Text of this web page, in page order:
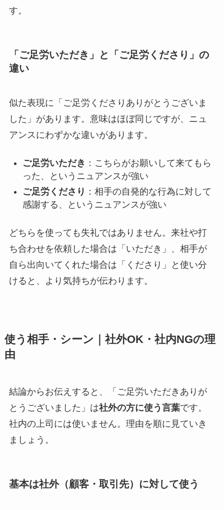
す。
「ご足労いただき」と「ご足労くださり」の
違い
似た表現に「ご足労くださりありがとうございま
した」があります。意味はほぼ同じですが、ニュ
アンスにわずかな違いがあります。
ご足労いただき ：こちらがお願いして来てもら
った、というニュアンスが強い
ご足労くださり ：相手の自発的な行為に対して
感謝する、というニュアンスが強い
どちらを使っても失礼ではありません。来社や打
ち合わせを依頼した場合は「いただき」、相手が
自ら出向いてくれた場合は「くださり」と使い分
けると、より気持ちが伝わります。
使う相手・シーン｜社外OK・社内NGの理
由
結論からお伝えすると、「ご足労いただきありが
とうございました」は社外の方に使う言葉です。
社内の上司には使いません。理由を順に見ていき
ましょう。
基本は社外（顧客・取引先）に対して使う